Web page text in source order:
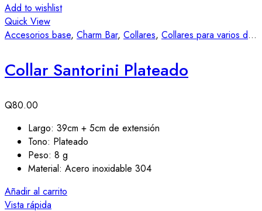
Add to wishlist
Quick View
Accesorios base, Charm Bar, Collares, Collares para varios dijes
Collar Santorini Plateado
Q80.00
Largo: 39cm + 5cm de extensión
Tono: Plateado
Peso: 8 g
Material: Acero inoxidable 304
Añadir al carrito
Vista rápida